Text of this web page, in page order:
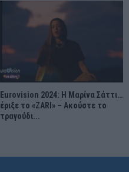
Eurovision 2024: Η Μαρίνα Σάττι…
έριξε το «ZARI» – Ακούστε το
τραγούδι...